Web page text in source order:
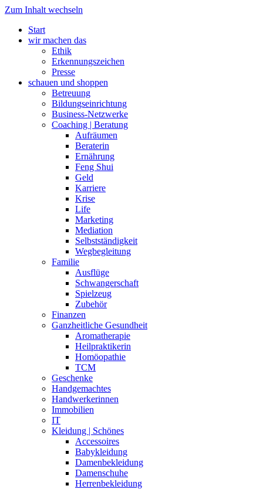
Zum Inhalt wechseln
Start
wir machen das
Ethik
Erkennungszeichen
Presse
schauen und shoppen
Betreuung
Bildungseinrichtung
Business-Netzwerke
Coaching | Beratung
Aufräumen
Beraterin
Ernährung
Feng Shui
Geld
Karriere
Krise
Life
Marketing
Mediation
Selbstständigkeit
Wegbegleitung
Familie
Ausflüge
Schwangerschaft
Spielzeug
Zubehör
Finanzen
Ganzheitliche Gesundheit
Aromatherapie
Heilpraktikerin
Homöopathie
TCM
Geschenke
Handgemachtes
Handwerkerinnen
Immobilien
IT
Kleidung | Schönes
Accessoires
Babykleidung
Damenbekleidung
Damenschuhe
Herrenbekleidung